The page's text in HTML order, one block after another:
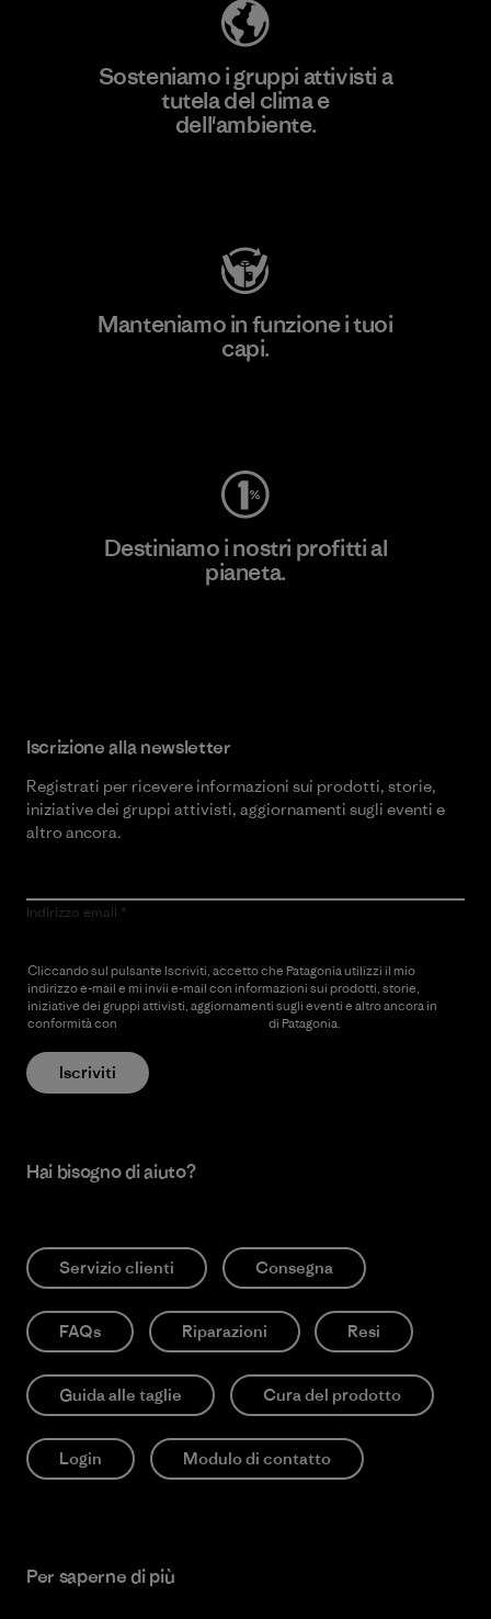
Sosteniamo i gruppi attivisti a
tutela del clima e
dell'ambiente.
Manteniamo in funzione i tuoi
capi.
Destiniamo i nostri profitti al
pianeta.
Iscrizione alla newsletter
Registrati per ricevere informazioni sui prodotti, storie,
iniziative dei gruppi attivisti, aggiornamenti sugli eventi e
altro ancora.
Indirizzo email
Cliccando sul pulsante Iscriviti, accetto che Patagonia utilizzi il mio
indirizzo e-mail e mi invii e-mail con informazioni sui prodotti, storie,
iniziative dei gruppi attivisti, aggiornamenti sugli eventi e altro ancora in
conformità con
di Patagonia.
Iscriviti
Hai bisogno di aiuto?
Servizio clienti Consegna
FAQs Riparazioni Resi
Guida alle taglie Cura del prodotto
Login Modulo di contatto
Per saperne di più